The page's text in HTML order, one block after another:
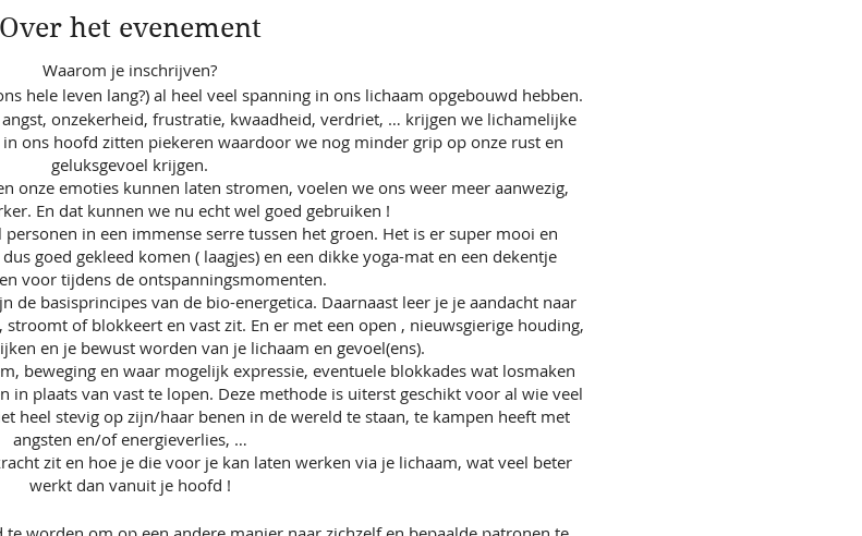
Over het evenement
Waarom je inschrijven?
hele leven lang?) al heel veel spanning in ons lichaam opgebouwd hebben.
onzekerheid, frustratie, kwaadheid, verdriet, … krijgen we lichamelijke
ons hoofd zitten piekeren waardoor we nog minder grip op onze rust en
geluksgevoel krijgen.
onze emoties kunnen laten stromen, voelen we ons weer meer aanwezig,
En dat kunnen we nu echt wel goed gebruiken !
in een immense serre tussen het groen. Het is er super mooi en
goed gekleed komen ( laagjes) en een dikke yoga-mat en een dekentje
voor tijdens de ontspanningsmomenten.
de basisprincipes van de bio-energetica. Daarnaast leer je je aandacht naar
of blokkeert en vast zit. En er met een open , nieuwsgierige houding,
en je bewust worden van je lichaam en gevoel(ens).
beweging en waar mogelijk expressie, eventuele blokkades wat losmaken
in plaats van vast te lopen. Deze methode is uiterst geschikt voor al wie veel
heel stevig op zijn/haar benen in de wereld te staan, te kampen heeft met
angsten en/of energieverlies, …
zit en hoe je die voor je kan laten werken via je lichaam, wat veel beter
werkt dan vanuit je hoofd !